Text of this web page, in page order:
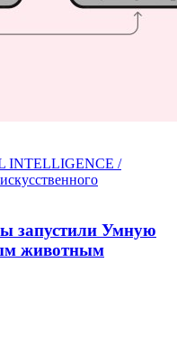
INTELLIGENCE /
запустили Умную
животным